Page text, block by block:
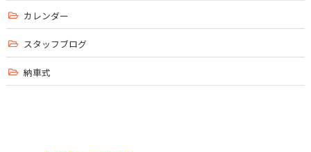
カレンダー
スタッフブログ
納車式